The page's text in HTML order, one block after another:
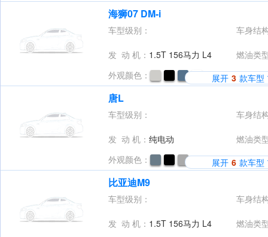
海狮07 DM-i
车型级别： 车身结
发 动 机： 1.5T 156马力 L4
燃油类
外观颜色：
展开 3 款车型
唐L
车型级别： 车身结
发 动 机： 纯电动
燃油类
外观颜色：
展开 6 款车型
比亚迪M9
车型级别： 车身结
发 动 机： 1.5T 156马力 L4
燃油类